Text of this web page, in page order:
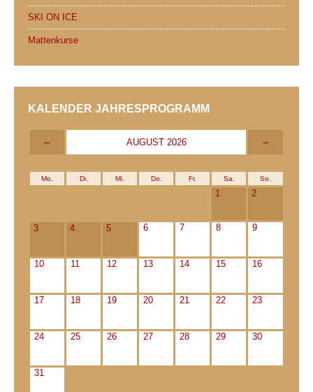
SKI ON ICE
Mattenkurse
KALENDER JAHRESPROGRAMM
← AUGUST 2026 →
Mo. Di. Mi. Do. Fr. Sa. So.
1 2
3 4 5 6 7 8 9
10 11 12 13 14 15 16
17 18 19 20 21 22 23
24 25 26 27 28 29 30
31